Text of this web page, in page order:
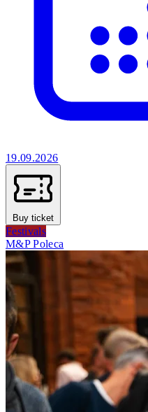
19.09.2026
Buy ticket
Festivals
M&P Poleca